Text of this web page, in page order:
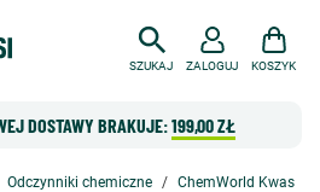
SZUKAJ
DOSTAWY BRAKUJE:199,00 ZŁ
ZALOGUJ KOSZYK
Odczynniki chemiczne
ChemWorld Kwas